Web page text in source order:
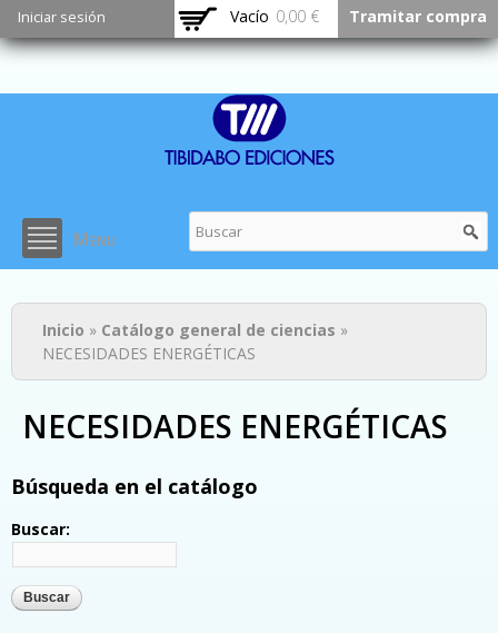
Pasar al
contenido
principal
Iniciar sesión Vacío 0,00 € Tramitar compra
Menu
Usted está aquí
Inicio » Catálogo general de ciencias »
NECESIDADES ENERGÉTICAS
NECESIDADES ENERGÉTICAS
Búsqueda en el catálogo
Buscar: